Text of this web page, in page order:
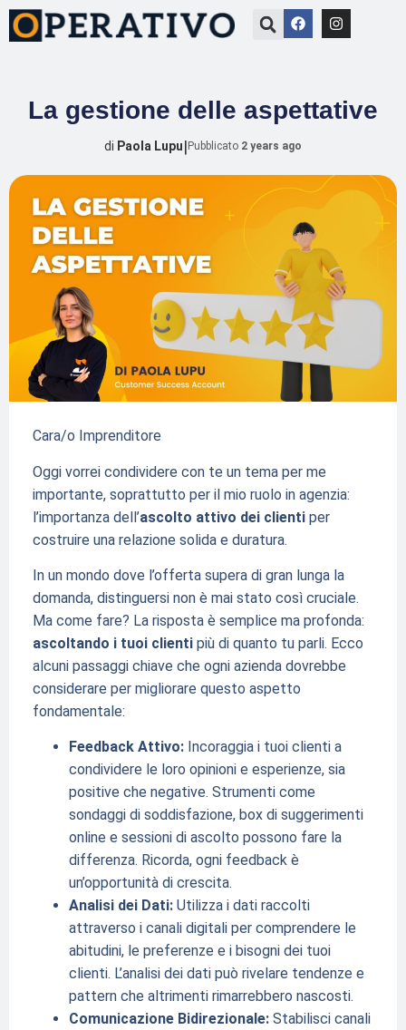
La gestione delle aspettative
di Paola Lupu| Pubblicato 2 years ago
Cara/o Imprenditore
Oggi vorrei condividere con te un tema per me
importante, soprattutto per il mio ruolo in agenzia:
l’importanza dell’ascolto attivo dei clientiper
costruire una relazione solida e duratura.
In un mondo dove l’offerta supera di gran lunga la
domanda, distinguersi non è mai stato così cruciale.
Ma come fare? La risposta è semplice ma profonda:
ascoltando i tuoi clienti più di quanto tu parli. Ecco
alcuni passaggi chiave che ogni azienda dovrebbe
considerare per migliorare questo aspetto
fondamentale:
Feedback Attivo:Incoraggia i tuoi clienti a
condividere le loro opinioni e esperienze, sia
positive che negative. Strumenti come
sondaggi di soddisfazione, box di suggerimenti
online e sessioni di ascolto possono fare la
differenza. Ricorda, ogni feedback è
un’opportunità di crescita.
Analisi dei Dati:Utilizza i dati raccolti
attraverso i canali digitali per comprendere le
abitudini, le preferenze e i bisogni dei tuoi
clienti. L’analisi dei dati può rivelare tendenze e
pattern che altrimenti rimarrebbero nascosti.
Comunicazione Bidirezionale:Stabilisci canali